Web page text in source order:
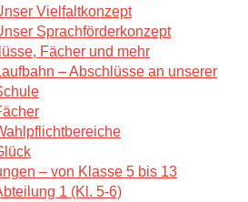
Vielfaltkonzept
Sprachförderkonzept
Fächer und mehr
– Abschlüsse an unserer
– von Klasse 5 bis 13
1 (Kl. 5-6)